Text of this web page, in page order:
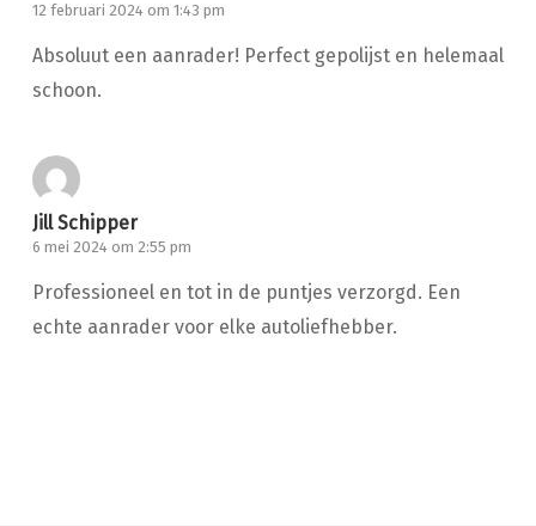
12 februari 2024 om 1:43 pm
Absoluut een aanrader! Perfect gepolijst en helemaal
schoon.
Jill Schipper
6 mei 2024 om 2:55 pm
Professioneel en tot in de puntjes verzorgd. Een
echte aanrader voor elke autoliefhebber.